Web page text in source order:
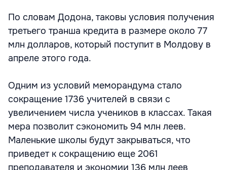
По словам Додона, таковы условия получения
третьего транша кредита в размере около 77
млн долларов, который поступит в Молдову в
апреле этого года.
Одним из условий меморандума стало
сокращение 1736 учителей в связи с
увеличением числа учеников в классах. Такая
мера позволит сэкономить 94 млн леев.
Маленькие школы будут закрываться, что
приведет к сокращению еще 2061
преподавателя и экономии 136 млн леев